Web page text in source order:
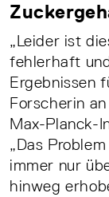
„Leider ist
fehlerhaft
Ergebnissen
Forscherin
Max-Planck-
„Das
immer nur
hinweg